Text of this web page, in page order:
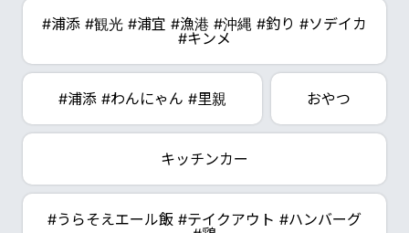
#浦添 #観光 #浦宜 #漁港 #沖縄 #釣り #ソデイカ
#キンメ
#浦添 #わんにゃん #里親 おやつ
キッチンカー
#うらそえエール飯 #テイクアウト #ハンバーグ